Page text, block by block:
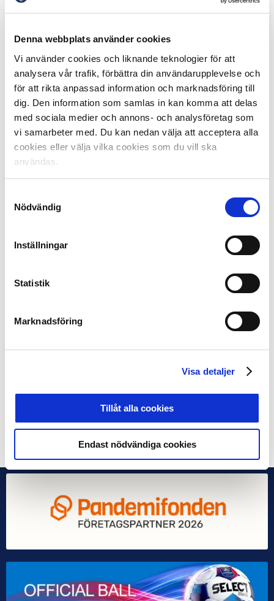
Denna webbplats använder cookies
Vi använder cookies och liknande teknologier för att
analysera vår trafik, förbättra din användarupplevelse och
för att rikta anpassad information och marknadsföring till
dig. Den information som samlas in kan komma att delas
med sociala medier och annons- och analysföretag som
vi samarbeter med. Du kan nedan välja att acceptera alla
cookies eller välja vilka cookies som du vill ska
användas.
Nödvändig
Inställningar
Statistik
Marknadsföring
Visa detaljer
Tillåt alla cookies
Endast nödvändiga cookies
Totalt medverkade 55 personer på vårens
Bilder från Marknadskonferensen:
Elitfotboll, presenterar upplägget på årets
Martin Carlsson-Wall, Handelshögskolans Centre for
Dela på Facebook Dela på Twitter